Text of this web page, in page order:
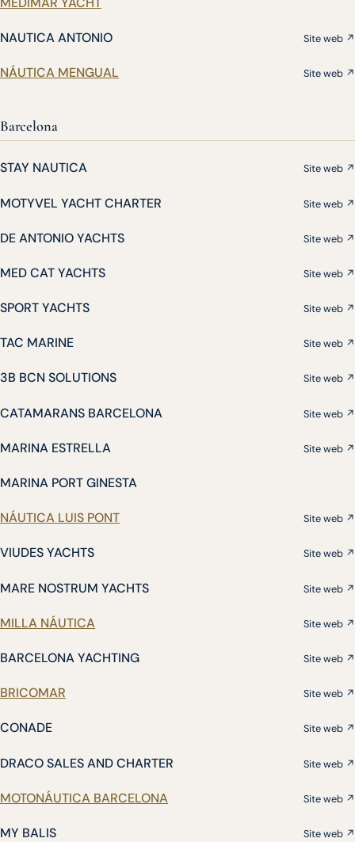
NAUTICA ANTONIO Site web ↗
NÁUTICA MENGUAL Site web ↗
Barcelona
STAY NAUTICA Site web ↗
MOTYVEL YACHT CHARTER Site web ↗
DE ANTONIO YACHTS Site web ↗
MED CAT YACHTS Site web ↗
SPORT YACHTS Site web ↗
TAC MARINE Site web ↗
3B BCN SOLUTIONS Site web ↗
CATAMARANS BARCELONA Site web ↗
MARINA ESTRELLA Site web ↗
MARINA PORT GINESTA
NÁUTICA LUIS PONT Site web ↗
VIUDES YACHTS Site web ↗
MARE NOSTRUM YACHTS Site web ↗
MILLA NÁUTICA Site web ↗
BARCELONA YACHTING Site web ↗
BRICOMAR Site web ↗
CONADE Site web ↗
DRACO SALES AND CHARTER Site web ↗
MOTONÁUTICA BARCELONA Site web ↗
MY BALIS Site web ↗